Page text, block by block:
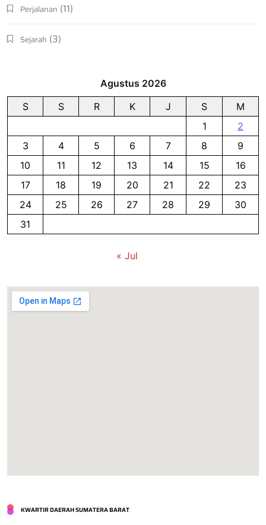
Perjalanan (11)
Sejarah (3)
Agustus 2026
S
S R K J S
M
1
2
3
4 5 6 7 8
9
10
11 12 13 14 15
16
17
18 19 20 21 22
23
24
25 26 27 28 29
30
31
« Jul
KWARTIR DAERAH SUMATERA BARAT